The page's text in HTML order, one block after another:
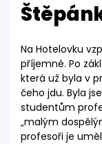
Na Hotelovku
příjemné. Po
která už byla v
čeho jdu. Byla
studentům
„malým
profesoři je